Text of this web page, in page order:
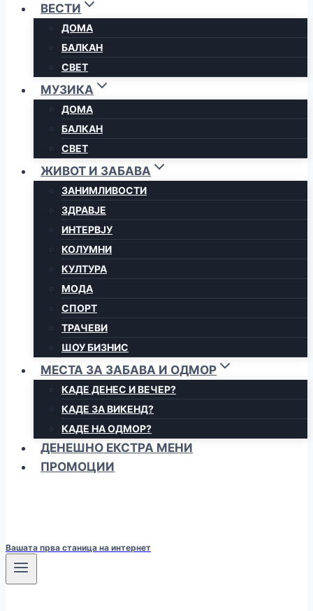
ВЕСТИ
ДОМА
БАЛКАН
СВЕТ
МУЗИКА
ДОМА
БАЛКАН
СВЕТ
ЖИВОТ И ЗАБАВА
ЗАНИМЛИВОСТИ
ЗДРАВЈЕ
ИНТЕРВЈУ
КОЛУМНИ
КУЛТУРА
МОДА
СПОРТ
ТРАЧЕВИ
ШОУ БИЗНИС
МЕСТА ЗА ЗАБАВА И ОДМОР
КАДЕ ДЕНЕС И ВЕЧЕР?
КАДЕ ЗА ВИКЕНД?
КАДЕ НА ОДМОР?
ДЕНЕШНО ЕКСТРА МЕНИ
ПРОМОЦИИ
Вашата прва станица на интернет